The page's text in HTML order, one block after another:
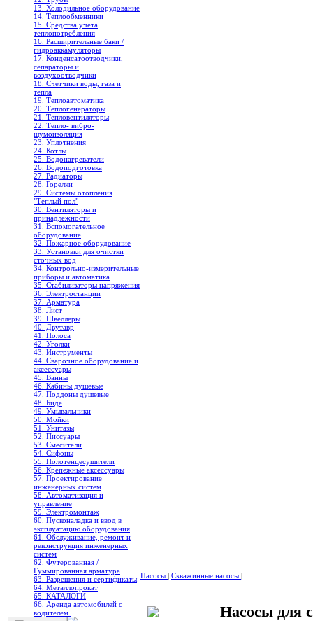
13. Холодильное oборудование
14. Теплообменники
15. Средства учета
теплопотребления
16. Расширительные баки /
гидроаккамуляторы
17. Конденсатоотводчики,
сепараторы и
воздухоотводчики
18. Счетчики воды, газа и
тепла
19. Теплоавтоматика
20. Теплогенераторы
21. Тепловентиляторы
22. Тепло- вибро-
шумоизоляция
23. Уплотнения
24. Котлы
25. Водонагреватели
26. Водоподготовка
27. Радиаторы
28. Горелки
29. Системы отопления
"Теплый пол"
30. Вентиляторы и
принадлежности
31. Вспомогательное
оборудование
32. Пожарное оборудование
33. Установки для очистки
сточных вод
34. Контрольно-измерительные
приборы и автоматика
35. Стабилизаторы напряжения
36. Электростанции
37. Арматура
38. Лист
39. Швеллеры
40. Двутавр
41. Полоса
42. Уголки
43. Инструменты
44. Сварочное оборудование и
аксессуары
45. Ванны
46. Кабины душевые
47. Поддоны душевые
48. Биде
49. Умывальники
50. Мойки
51. Унитазы
52. Писсуары
53. Смесители
54. Сифоны
55. Полотенцесушители
56. Крепежные аксессуары
57. Проектирование
инженерных систем
58. Автоматизация и
управление
59. Электромонтаж
60. Пусконаладка и ввод в
эксплуатацию оборудования
61. Обслуживание, ремонт и
реконструкция инженерных
систем
62. Футерованная /
Гуммированная арматура
63. Разрешения и сертификаты
64. Металлопрокат
65. КАТАЛОГИ
66. Аренда автомобилей с
водителем.
Насосы | Скважинные насосы |
Насосы для